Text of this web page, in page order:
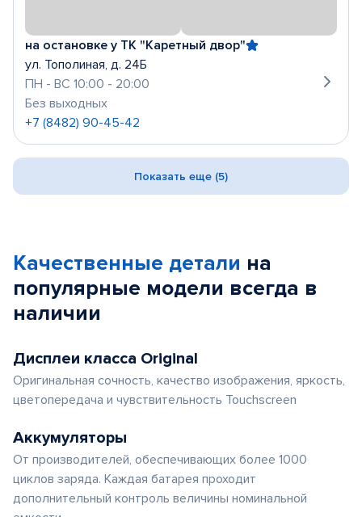
на остановке у ТК "Каретный двор"
ул. Тополиная, д. 24Б
ПН - ВС 10:00 - 20:00
Без выходных
+7 (8482) 90-45-42
Показать еще (5)
Качественные детали на
популярные модели всегда в
наличии
Дисплеи класса Original
Оригинальная сочность, качество изображения, яркость,
цветопередача и чувствительность Touchscreen
Аккумуляторы
От производителей, обеспечивающих более 1000
циклов заряда. Каждая батарея проходит
дополнительный контроль величины номинальной